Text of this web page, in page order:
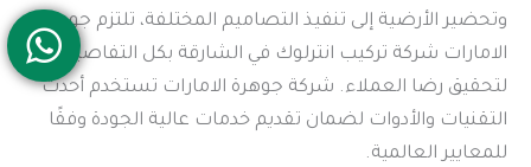
وتحضير الأرضية إلى تنفيذ التصاميم المختلفة، تلتزم جوهرة
الامارات شركة تركيب انترلوك في الشارقة بكل التفاصيل
لتحقيق رضا العملاء. شركة جوهرة الامارات تستخدم أحدث
التقنيات والأدوات لضمان تقديم خدمات عالية الجودة وفقًا
للمعايير العالمية.